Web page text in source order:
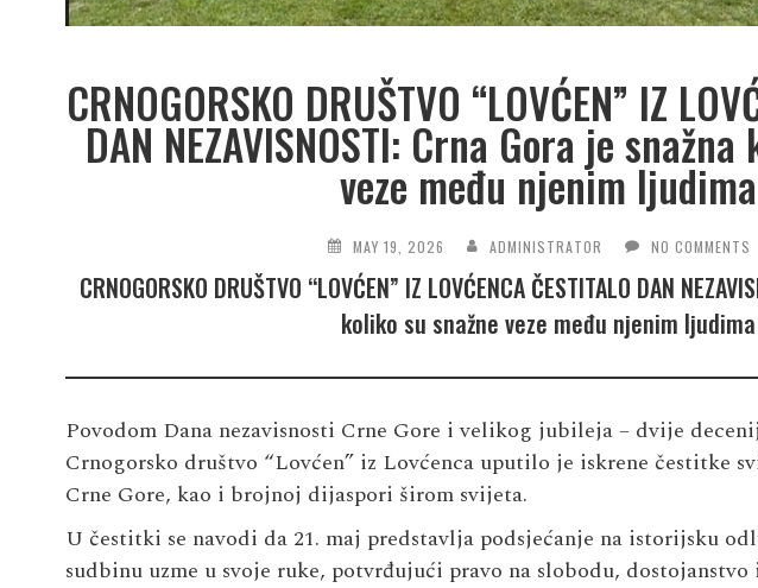
CRNOGORSKO DRUŠTVO “LOVĆEN” IZ
DAN NEZAVISNOSTI: Crna Gora je
veze među njenim ljudima
MAY 19, 2026 ADMINISTRATOR NO COMMENTS
CRNOGORSKO DRUŠTVO “LOVĆEN” IZ LOVĆENCA ČESTITALO DAN
koliko su snažne veze među njenim ljudima
Povodom Dana nezavisnosti Crne Gore i velikog jubileja – dvije
Crnogorsko društvo “Lovćen” iz Lovćenca uputilo je iskrene čestitke
Crne Gore, kao i brojnoj dijaspori širom svijeta.
U čestitki se navodi da 21. maj predstavlja podsjećanje na istorijsku
sudbinu uzme u svoje ruke, potvrđujući pravo na slobodu, dostojanstvo